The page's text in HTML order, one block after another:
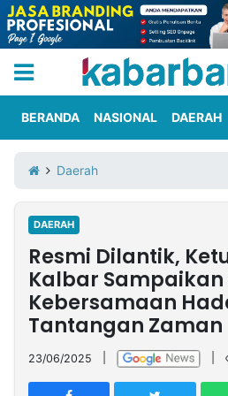
Iklan
Berita
Kami
Nasional
International
Olahraga
Entertainment
Daerah
Pariwisata
Kuliner
Kolom
Network
PT
TREETAN
BERANDA NASIONAL DAERAH
Daerah
DAERAH
Resmi Dilantik,
Kalbar
Kebersamaan
Tantangan Zaman
23/06/2025